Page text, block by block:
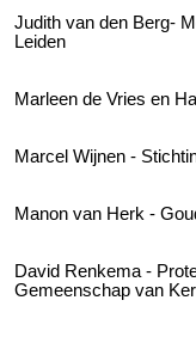
Judith van den Berg-
Leiden
Marleen de Vries en
Marcel Wijnen -
Manon van Herk -
David Renkema -
Gemeenschap van